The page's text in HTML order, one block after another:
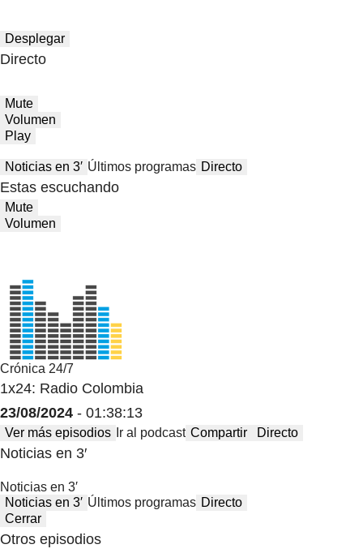
Desplegar
Directo
Mute
Volumen
Play
Noticias en 3′ Últimos programas Directo
Estas escuchando
Mute
Volumen
Crónica 24/7
1x24: Radio Colombia
23/08/2024 - 01:38:13
Ver más episodios Ir al podcast Compartir Directo
Noticias en 3′
Noticias en 3′
Noticias en 3′ Últimos programas Directo
Cerrar
Otros episodios